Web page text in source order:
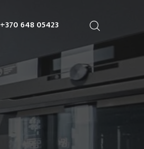
+370 648 05423